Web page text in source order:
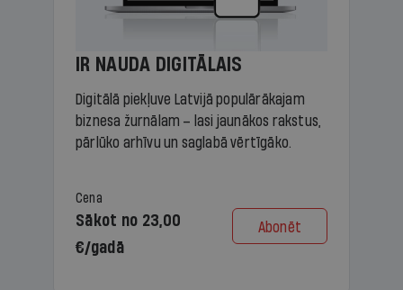
IR NAUDA DIGITĀLAIS
Digitālā piekļuve Latvijā populārākajam
biznesa žurnālam – lasi jaunākos rakstus,
pārlūko arhīvu un saglabā vērtīgāko.
Cena
Sākot no 23,00
€/gadā
Abonēt